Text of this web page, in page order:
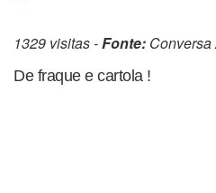
1329 visitas -Fonte:
De fraque e cartola !